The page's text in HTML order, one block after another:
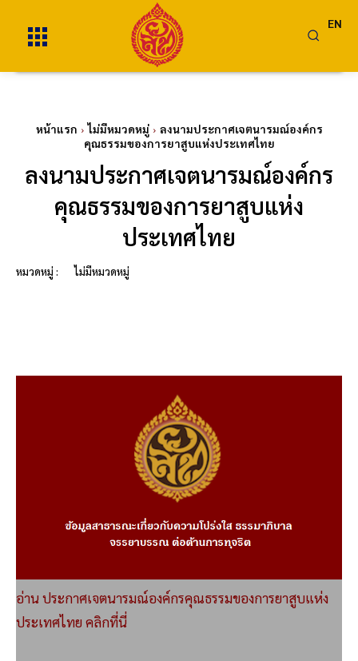
EN
หน้าแรก ไม่มีหมวดหมู่
ลงนามประกาศเจตนารมณ์องค์กร
คุณธรรมของการยาสูบแห่งประเทศไทย
ลงนามประกาศเจตนารมณ์องค์กร
คุณธรรมของการยาสูบแห่ง
ประเทศไทย
หมวดหมู่ : ไม่มีหมวดหมู่
อ่าน ประกาศเจตนารมณ์องค์กรคุณธรรมของการยาสูบแห่ง
ประเทศไทย คลิกที่นี่